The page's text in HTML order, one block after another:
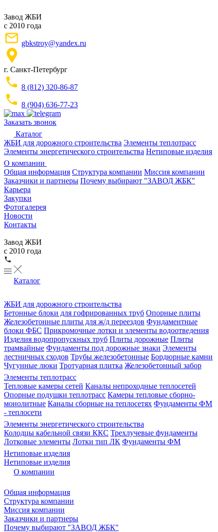
Завод ЖБИ
с 2010 года
gbkstroy@yandex.ru
г. Санкт-Петербург
8 (812) 320-86-87
8 (904) 636-77-23
Заказать звонок
Каталог
ЖБИ для дорожного строительства Элементы теплотрасс
Элементы энергетического строительства Нетиповые изделия
О компании
Общая информация Структура компании Миссия компании
Заказчики и партнеры Почему выбирают "ЗАВОД ЖБК"
Карьера
Закупки
Фотогалерея
Новости
Контакты
Завод ЖБИ
с 2010 года
Каталог
ЖБИ для дорожного строительства
Бетонные блоки для гофрированных труб Опорные плиты
Железобетонные плиты для ж/д переездов Фундаментные
блоки ФБС Прикромочные лотки и элементы водоотведения
Изделия водопропускных труб Плиты дорожные Плиты
трамвайные Фундаменты под дорожные знаки Элементы
лестничных сходов Трубы железобетонные Бордюрные камни
Чугунные люки Тротуарная плитка Железобетонный забор
Элементы теплотрасс
Тепловые камеры сетей Каналы непроходные теплосетей
Опорные подушки теплотрасс Камеры тепловые сборно-
монолитные Каналы сборные на теплосетях Фундаменты ФМ
- теплосети
Элементы энергетического строительства
Колодцы кабельной связи ККС Трехлучевые фундаменты
Лотковые элементы Лотки тип ЛК Фундаменты ФМ
Нетиповые изделия
Нетиповые изделия
О компании
Общая информация
Структура компании
Миссия компании
Заказчики и партнеры
Почему выбирают "ЗАВОД ЖБК"